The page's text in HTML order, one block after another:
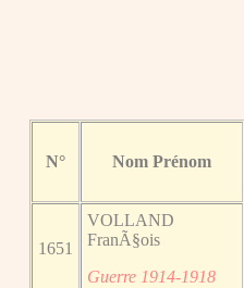
N° Nom Prénom
1651
VOLLAND
FranÃ§ois
Guerre 1914-1918